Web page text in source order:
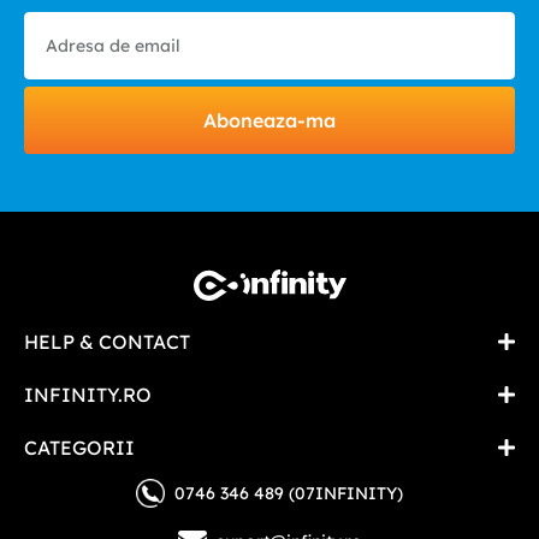
Aboneaza-ma
HELP & CONTACT
INFINITY.RO
CATEGORII
0746 346 489 (07INFINITY)